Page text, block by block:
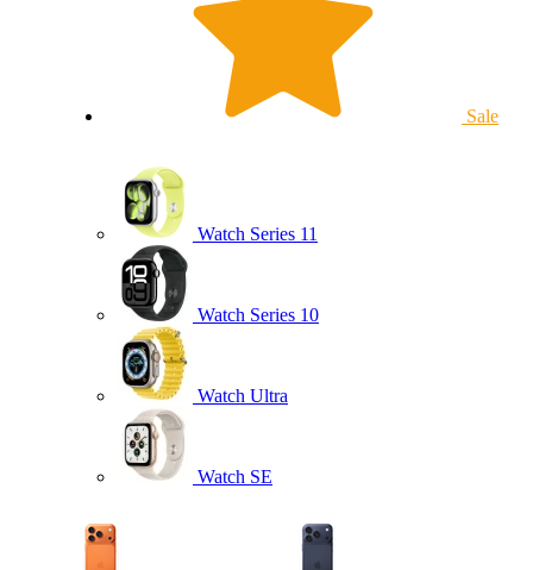
Sale
Watch Series 11
Watch Series 10
Watch Ultra
Watch SE